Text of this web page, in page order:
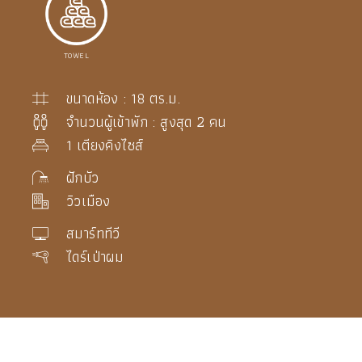
TOWEL
ขนาดห้อง : 18 ตร.ม.
จำนวนผู้เข้าพัก : สูงสุด 2 คน
1 เตียงคิงไซส์
ฝักบัว
วิวเมือง
สมาร์ททีวี
ไดร์เป่าผม